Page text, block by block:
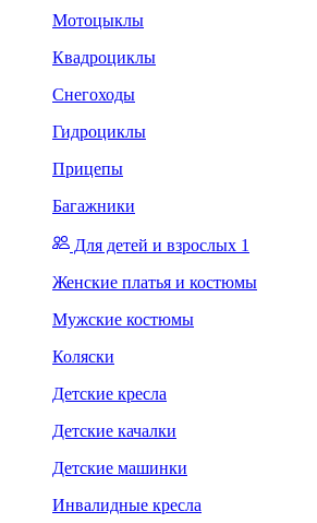
Мотоцыклы
Квадроциклы
Снегоходы
Гидроциклы
Прицепы
Багажники
Для детей и взрослых 1
Женские платья и костюмы
Мужские костюмы
Коляски
Детские кресла
Детские качалки
Детские машинки
Инвалидные кресла